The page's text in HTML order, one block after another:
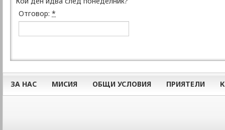
Отговор: *
ЗА НАС МИСИЯ ОБЩИ УСЛОВИЯ ПРИЯТЕЛИ